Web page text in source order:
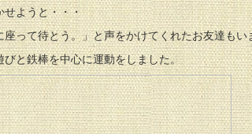
せようと・・・
座って待とう。」と声をかけてくれたお友達もい
びと鉄棒を中心に運動をしました。